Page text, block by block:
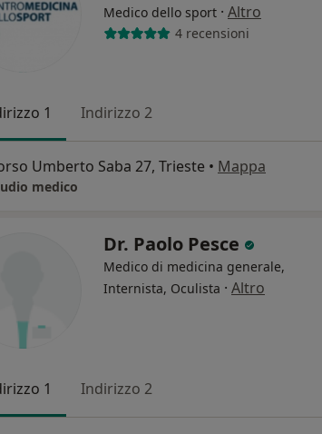
Medico dello sport · Altro
4 recensioni
1 Indirizzo 2
Umberto Saba 27, Trieste • Mappa
medico
Dr. Paolo Pesce
Medico di medicina generale,
Internista, Oculista · Altro
1 Indirizzo 2